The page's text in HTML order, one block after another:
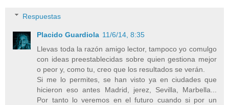
Respuestas
Placido Guardiola 11/6/14, 8:35
Llevas toda la razón amigo lector, tampoco yo comulgo
con ideas preestablecidas sobre quien gestiona mejor
o peor y, como tu, creo que los resultados se verán.
Si me lo permites, se han visto ya en ciudades que
hicieron eso antes Madrid, jerez, Sevilla, Marbella...
Por tanto lo veremos en el futuro cuando si por un